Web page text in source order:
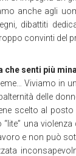
anche agli
dibattiti
convinti del
che senti più
Viviamo
delle
scelto al
“lite” una
e non può